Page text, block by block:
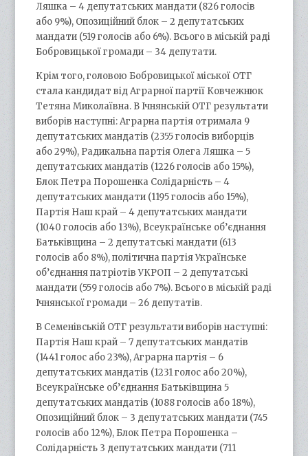
Ляшка – 4 депутатських мандати (826 голосів
або 9%), Опозиційний блок – 2 депутатських
мандати (519 голосів або 6%). Всього в міській раді
Бобровицької громади – 34 депутати.
Крім того, головою Бобровицької міської ОТГ
стала кандидат від Аграрної партії Ковчежнюк
Тетяна Миколаївна. В Ічнянській ОТГ результати
виборів наступні: Аграрна партія отримала 9
депутатських мандатів (2355 голосів виборців
або 29%), Радикальна партія Олега Ляшка – 5
депутатських мандатів (1226 голосів або 15%),
Блок Петра Порошенка Солідарність – 4
депутатських мандати (1195 голосів або 15%),
Партія Наш край – 4 депутатських мандати
(1040 голосів або 13%), Всеукраїнське об’єднання
Батьківщина – 2 депутатські мандати (613
голосів або 8%), політична партія Українське
об’єднання патріотів УКРОП – 2 депутатські
мандати (559 голосів або 7%). Всього в міській раді
Ічнянської громади – 26 депутатів.
В Семенівській ОТГ результати виборів наступні:
Партія Наш край – 7 депутатських мандатів
(1441 голос або 23%), Аграрна партія – 6
депутатських мандатів (1231 голос або 20%),
Всеукраїнське об’єднання Батьківщина 5
депутатських мандатів (1088 голосів або 18%),
Опозиційний блок – 3 депутатських мандати (745
голосів або 12%), Блок Петра Порошенка –
Солідарність 3 депутатських мандати (711